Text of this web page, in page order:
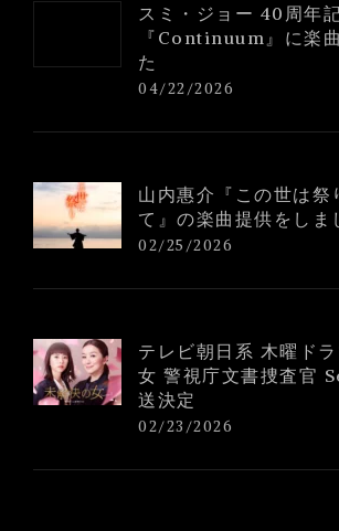
スミ・ジョー 40周年
『Continuum』に楽
た
04/22/2026
山内惠介『この世は祭
て』の楽曲提供をしま
02/25/2026
テレビ朝日系 木曜ド
女 警視庁文書捜査官
送決定
02/23/2026